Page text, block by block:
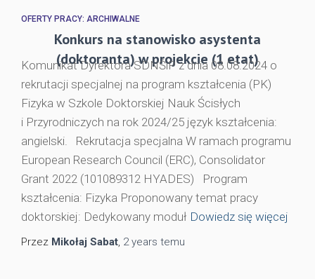
OFERTY PRACY: ARCHIWALNE
Konkurs na stanowisko asystenta
(doktoranta) w projekcie (1 etat)
Komunikat Dyrektora SDNŚiP z dnia 08.08.2024 o
rekrutacji specjalnej na program kształcenia (PK)
Fizyka w Szkole Doktorskiej Nauk Ścisłych
i Przyrodniczych na rok 2024/25 język kształcenia:
angielski. Rekrutacja specjalna W ramach programu
European Research Council (ERC), Consolidator
Grant 2022 (101089312 HYADES) Program
kształcenia: Fizyka Proponowany temat pracy
doktorskiej: Dedykowany moduł Dowiedz się więcej
Przez Mikołaj Sabat, 2 years temu